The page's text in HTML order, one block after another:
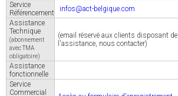
Service
Référencement
infos@act-belgique.com
Assistance
Technique
(abonnement
avec TMA
obligatoire)
(email réservé aux clients disposant de
l'assistance, nous contacter)
Assistance
fonctionnelle
Service
Commercial